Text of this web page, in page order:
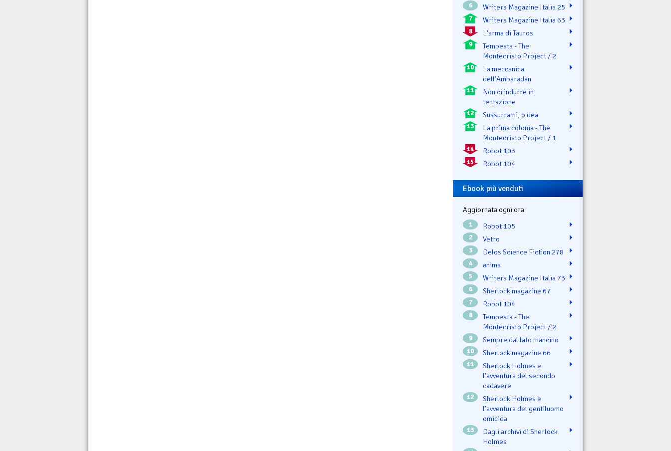
6 Writers Magazine Italia 25
7 Writers Magazine Italia 63
8 L'arma di Tauros
9
Tempesta - The
Montecristo Project / 2
10
La meccanica
dell'Ambaradan
11
Non ci indurre in
tentazione
12 Sussurrami, o dea
13
La prima colonia - The
Montecristo Project / 1
14 Robot 103
15 Robot 104
Ebook più venduti
Aggiornata ogni ora
1 Robot 105
2 Vetro
3 Delos Science Fiction 278
4 ənima
5 Writers Magazine Italia 73
6 Sherlock magazine 67
7 Robot 104
8
Tempesta - The
Montecristo Project / 2
9 Sempre dal lato mancino
10 Sherlock magazine 66
11
Sherlock Holmes e
l'avventura del secondo
cadavere
12
Sherlock Holmes e
l’avventura del gentiluomo
omicida
13
Dagli archivi di Sherlock
Holmes